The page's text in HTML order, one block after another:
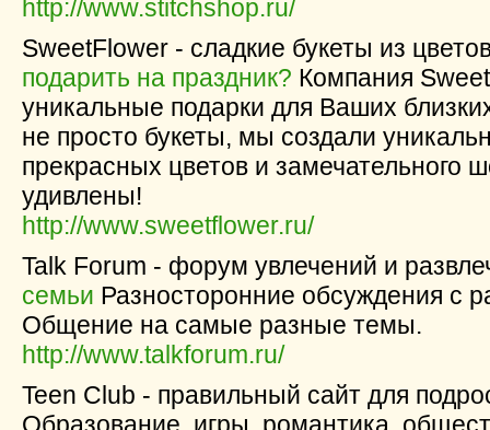
http://www.stitchshop.ru/
SweetFlower - сладкие букеты из
подарить на праздник? Компания
уникальные подарки для Ваших
не просто букеты, мы создали
прекрасных цветов и замечательного
удивлены!
http://www.sweetflower.ru/
Talk Forum - форум увлечений и
семьи Разносторонние обсуждения с
Общение на самые разные темы.
http://www.talkforum.ru/
Teen Club - правильный сайт для